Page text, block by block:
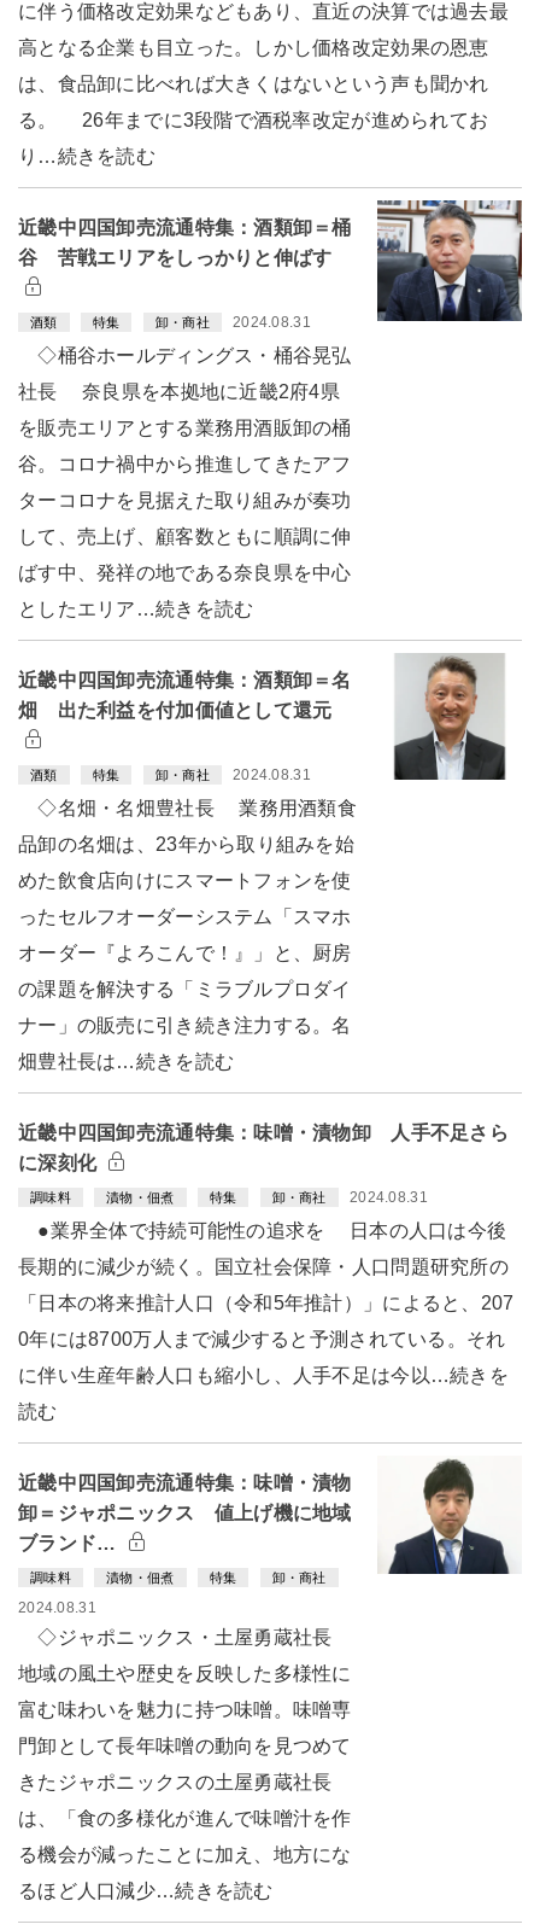
に伴う価格改定効果などもあり、直近の決算では過去最
高となる企業も目立った。しかし価格改定効果の恩恵
は、食品卸に比べれば大きくはないという声も聞かれ
る。 26年までに3段階で酒税率改定が進められてお
り…続きを読む
近畿中四国卸売流通特集：酒類卸＝桶
谷 苦戦エリアをしっかりと伸ばす
酒類 特集 卸・商社 2024.08.31
◇桶谷ホールディングス・桶谷晃弘
社長 奈良県を本拠地に近畿2府4県
を販売エリアとする業務用酒販卸の桶
谷。コロナ禍中から推進してきたアフ
ターコロナを見据えた取り組みが奏功
して、売上げ、顧客数ともに順調に伸
ばす中、発祥の地である奈良県を中心
としたエリア…続きを読む
近畿中四国卸売流通特集：酒類卸＝名
畑 出た利益を付加価値として還元
酒類 特集 卸・商社 2024.08.31
◇名畑・名畑豊社長 業務用酒類食
品卸の名畑は、23年から取り組みを始
めた飲食店向けにスマートフォンを使
ったセルフオーダーシステム「スマホ
オーダー『よろこんで！』」と、厨房
の課題を解決する「ミラブルプロダイ
ナー」の販売に引き続き注力する。名
畑豊社長は…続きを読む
近畿中四国卸売流通特集：味噌・漬物卸 人手不足さら
に深刻化
調味料 漬物・佃煮 特集 卸・商社 2024.08.31
●業界全体で持続可能性の追求を 日本の人口は今後
長期的に減少が続く。国立社会保障・人口問題研究所の
「日本の将来推計人口（令和5年推計）」によると、207
0年には8700万人まで減少すると予測されている。それ
に伴い生産年齢人口も縮小し、人手不足は今以…続きを
読む
近畿中四国卸売流通特集：味噌・漬物
卸＝ジャポニックス 値上げ機に地域
ブランド…
調味料 漬物・佃煮 特集 卸・商社
2024.08.31
◇ジャポニックス・土屋勇蔵社長
地域の風土や歴史を反映した多様性に
富む味わいを魅力に持つ味噌。味噌専
門卸として長年味噌の動向を見つめて
きたジャポニックスの土屋勇蔵社長
は、「食の多様化が進んで味噌汁を作
る機会が減ったことに加え、地方にな
るほど人口減少…続きを読む